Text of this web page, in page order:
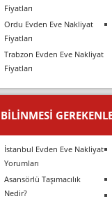
Fiyatları
Ordu Evden Eve Nakliyat
Fiyatları
Trabzon Evden Eve Nakliyat
Fiyatları
BILINMESI
İstanbul Evden Eve Nakliyat
Yorumları
Asansörlü Taşımacılık
Nedir?